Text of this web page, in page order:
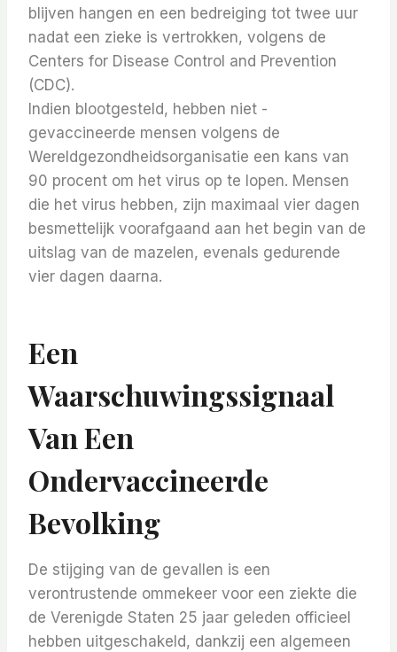
blijven hangen en een bedreiging tot twee uur
nadat een zieke is vertrokken, volgens de
Centers for Disease Control and Prevention
(CDC).
Indien blootgesteld, hebben niet -
gevaccineerde mensen volgens de
Wereldgezondheidsorganisatie een kans van
90 procent om het virus op te lopen. Mensen
die het virus hebben, zijn maximaal vier dagen
besmettelijk voorafgaand aan het begin van de
uitslag van de mazelen, evenals gedurende
vier dagen daarna.
Een
Waarschuwingssignaal
Van Een
Ondervaccineerde
Bevolking
De stijging van de gevallen is een
verontrustende ommekeer voor een ziekte die
de Verenigde Staten 25 jaar geleden officieel
hebben uitgeschakeld, dankzij een algemeen